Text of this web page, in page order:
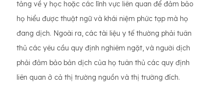
tảng về y học hoặc các lĩnh vực liên quan để đảm bảo
họ hiểu được thuật ngữ và khái niệm phức tạp mà họ
đang dịch. Ngoài ra, các tài liệu y tế thường phải tuân
thủ các yêu cầu quy định nghiêm ngặt, và người dịch
phải đảm bảo bản dịch của họ tuân thủ các quy định
liên quan ở cả thị trường nguồn và thị trường đích.